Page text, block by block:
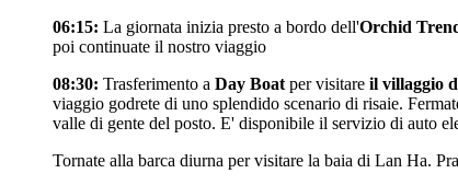
06:15: La giornata inizia presto a bordo dell'Orchid
poi continuate il nostro viaggio
08:30: Trasferimento a Day Boat per visitare il villaggio
viaggio godrete di uno splendido scenario di risaie.
valle di gente del posto. E' disponibile il servizio di auto
Tornate alla barca diurna per visitare la baia di Lan Ha.